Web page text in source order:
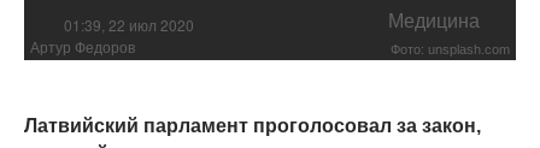
01:39, 22 июл 2020 Медицина
Артур Федоров Фото: unsplash.com
Латвийский парламент проголосовал за закон,